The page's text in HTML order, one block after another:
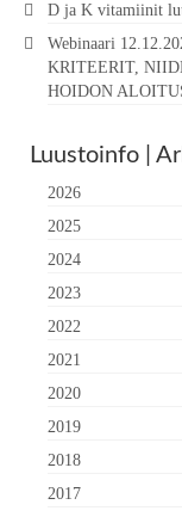
D ja K vitamiinit
Webinaari
KRITEERIT,
HOIDON
Luustoinfo |
2026
2025
2024
2023
2022
2021
2020
2019
2018
2017